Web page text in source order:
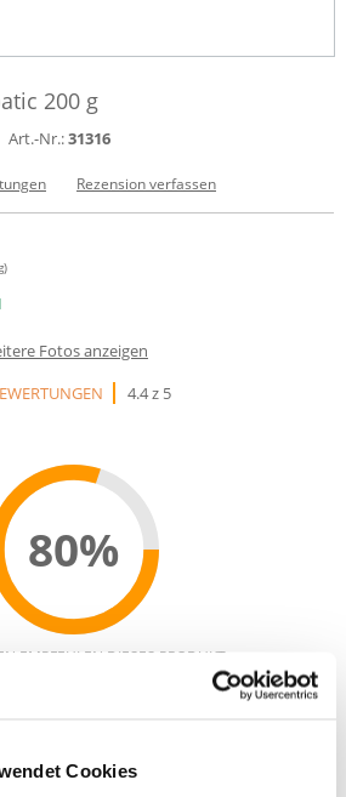
Cookies
200 g
Art.-Nr.:31316
Rezension verfassen
Fotos anzeigen
4.4 z 5
80%
EMPFEHLEN DIESES PRODUKT